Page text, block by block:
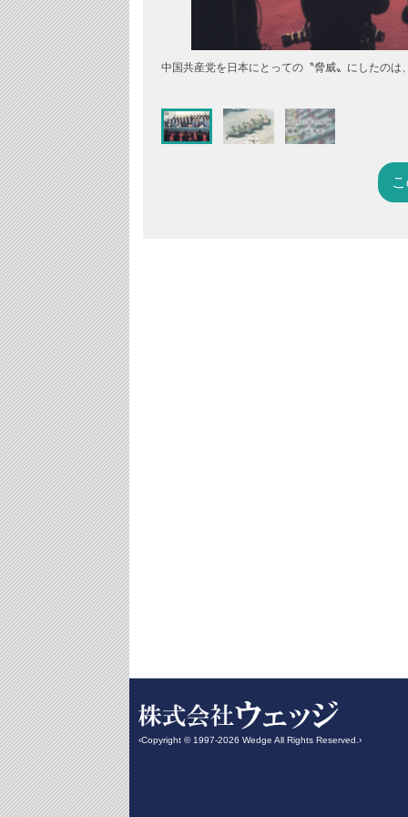
中国共産党を日本にとっての〝脅威〟にしたの
‹Copyright © 1997-2026 Wedge All Rights Reserved.›